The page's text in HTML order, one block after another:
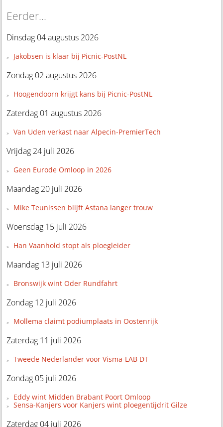
Eerder...
Dinsdag 04 augustus 2026
Jakobsen is klaar bij Picnic-PostNL
Zondag 02 augustus 2026
Hoogendoorn krijgt kans bij Picnic-PostNL
Zaterdag 01 augustus 2026
Van Uden verkast naar Alpecin-PremierTech
Vrijdag 24 juli 2026
Geen Eurode Omloop in 2026
Maandag 20 juli 2026
Mike Teunissen blijft Astana langer trouw
Woensdag 15 juli 2026
Han Vaanhold stopt als ploegleider
Maandag 13 juli 2026
Bronswijk wint Oder Rundfahrt
Zondag 12 juli 2026
Mollema claimt podiumplaats in Oostenrijk
Zaterdag 11 juli 2026
Tweede Nederlander voor Visma-LAB DT
Zondag 05 juli 2026
Eddy wint Midden Brabant Poort Omloop
Sensa-Kanjers voor Kanjers wint ploegentijdrit Gilze
Zaterdag 04 juli 2026